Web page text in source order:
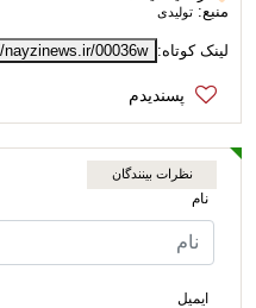
منبع: تولیدی
لینک کوتاه: nayzinews.ir/00036w
نظرات بینندگان
نام
ایمیل